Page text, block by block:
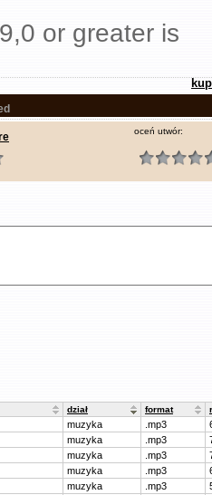
or greater is
oceń utwór:
dział format
muzyka .mp3
muzyka .mp3
muzyka .mp3
muzyka .mp3
muzyka .mp3